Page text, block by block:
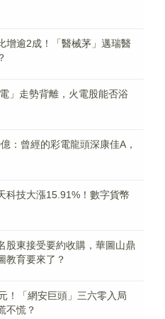
增逾2成！「醫械茅」邁瑞醫
」走勢背離，火電股能否浴
：曾經的彩電龍頭深康佳A，
科技大漲15.91%！數字貨幣
股東接受要約收購，華圖山鼎
教育要來了？
！「網安巨頭」三六零入局
不慌？